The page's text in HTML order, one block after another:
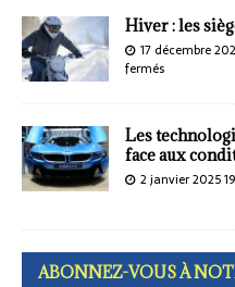
Hiver : les
17 décembre
fermés
Les
face aux
2 janvier 2025
ABONNEZ-VOUS À